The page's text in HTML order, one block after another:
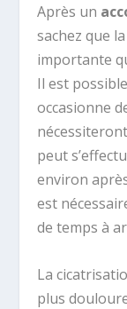
Après un
sachez que
importante
Il est
occasionne
peut
environ
est
de temps à
La
plus